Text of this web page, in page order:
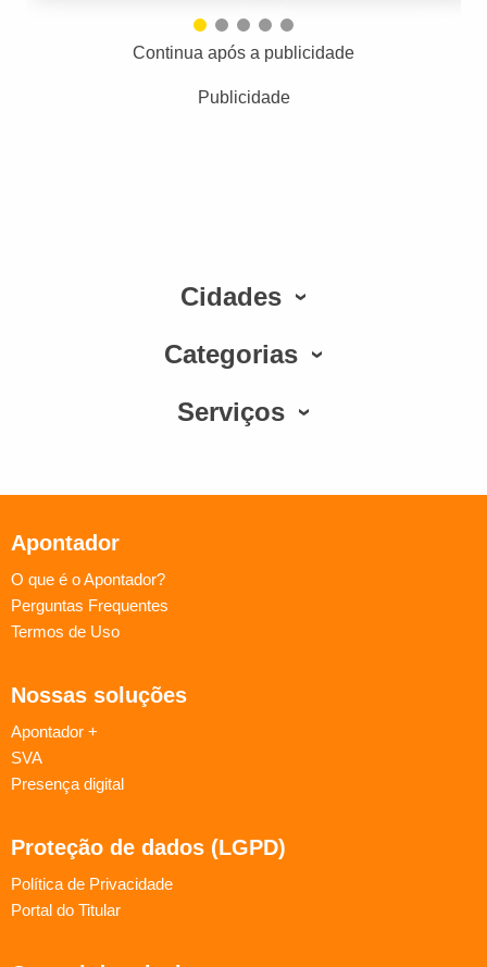
Continua após a publicidade
Publicidade
Cidades
Categorias
Serviços
Apontador
O que é o Apontador?
Perguntas Frequentes
Termos de Uso
Nossas soluções
Apontador +
SVA
Presença digital
Proteção de dados (LGPD)
Política de Privacidade
Portal do Titular